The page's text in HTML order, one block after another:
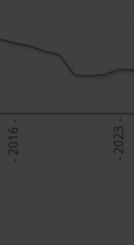
- 2016 - - 2023 -